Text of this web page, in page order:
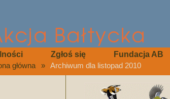
Zgłoś się Fundacja AB
główna » Archiwum dla listopad 2010